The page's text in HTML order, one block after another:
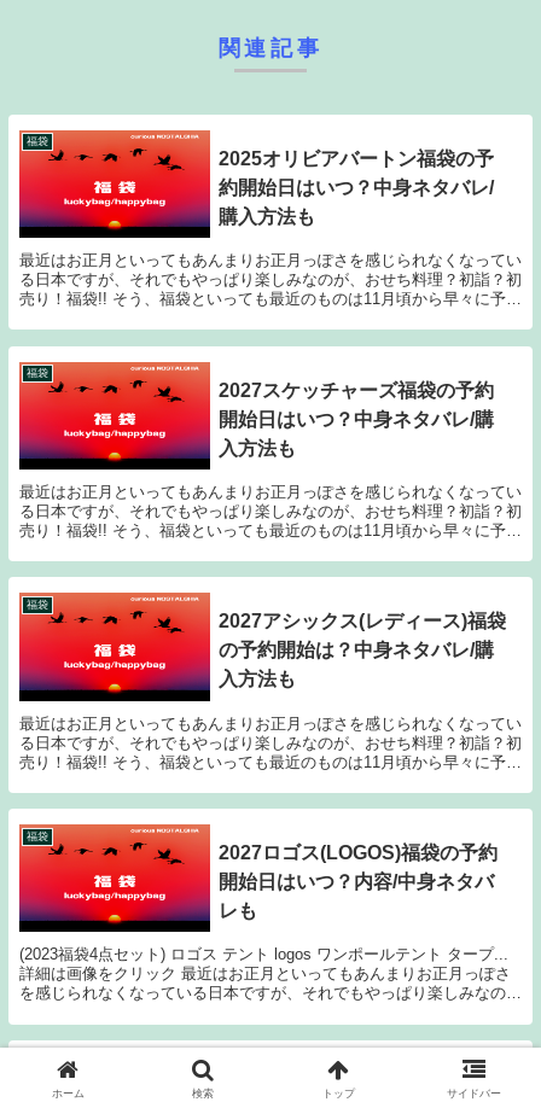
関連記事
福袋
2025オリビアバートン福袋の予
約開始日はいつ？中身ネタバレ/
購入方法も
最近はお正月といってもあんまりお正月っぽさを感じられなくなってい
る日本ですが、それでもやっぱり楽しみなのが、おせち料理？初詣？初
売り！福袋!! そう、福袋といっても最近のものは11月頃から早々に予約
福袋
2027スケッチャーズ福袋の予約
開始日はいつ？中身ネタバレ/購
入方法も
最近はお正月といってもあんまりお正月っぽさを感じられなくなってい
る日本ですが、それでもやっぱり楽しみなのが、おせち料理？初詣？初
売り！福袋!! そう、福袋といっても最近のものは11月頃から早々に予約
福袋
2027アシックス(レディース)福袋
の予約開始は？中身ネタバレ/購
入方法も
最近はお正月といってもあんまりお正月っぽさを感じられなくなってい
る日本ですが、それでもやっぱり楽しみなのが、おせち料理？初詣？初
売り！福袋!! そう、福袋といっても最近のものは11月頃から早々に予約
福袋
2027ロゴス(LOGOS)福袋の予約
開始日はいつ？内容/中身ネタバ
レも
(2023福袋4点セット) ロゴス テント logos ワンポールテント タープ...
詳細は画像をクリック 最近はお正月といってもあんまりお正月っぽさ
を感じられなくなっている日本ですが、それでもやっぱり楽しみなの
2027プーマ(PUMA)レディース福
ホーム 検索 トップ サイドバー